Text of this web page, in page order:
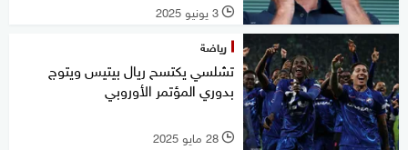
l 3 يونيو 2025
رياضة
تشلسي يكتسح ريال بيتيس ويتوج
بدوري المؤتمر الأوروبي
l 28 مايو 2025